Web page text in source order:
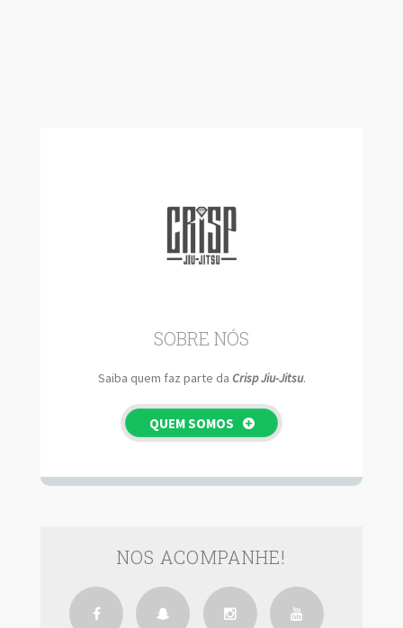
SOBRE NÓS
Saiba quem faz parte da Crisp Jiu-Jitsu.
QUEM SOMOS
NOS ACOMPANHE!